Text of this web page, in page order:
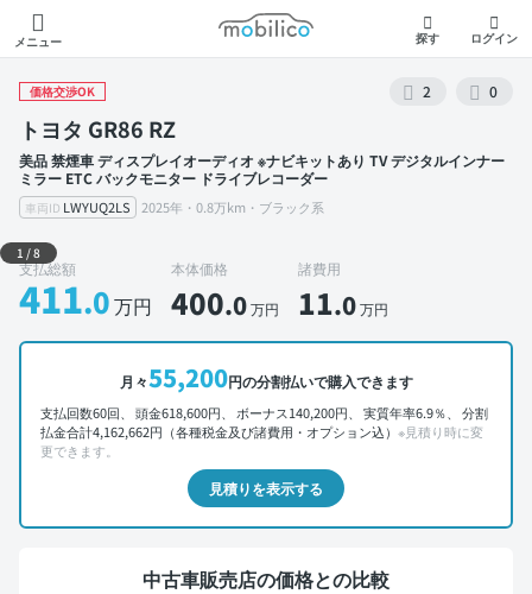
メニュー
モビリコ
探す ログイン
価格交渉OK 2 0
トヨタ GR86 RZ
美品 禁煙車 ディスプレイオーディオ ※ナビキットあり TV デジタルインナー
ミラー ETC バックモニター ドライブレコーダー
車両ID LWYUQ2LS 2025年・0.8万km・ブラック系
外装 左前
1 /8
支払総額
411.0万円
本体価格
400.0万円
諸費用
11.0万円
月々55,200円の分割払いで購入できます
支払回数60回、 頭金618,600円、 ボーナス140,200円、 実質年率6.9％、 分割
払金合計4,162,662円（各種税金及び諸費用・オプション込） ※見積り時に変
更できます。
見積りを表示する
中古車販売店の価格との比較